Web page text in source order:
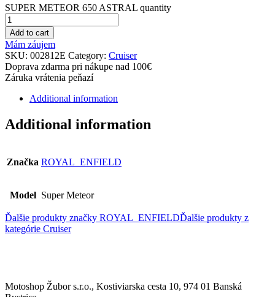
SUPER METEOR 650 ASTRAL quantity
Add to cart
Mám záujem
SKU: 002812E Category: Cruiser
Doprava zdarma pri nákupe nad 100€
Záruka vrátenia peňazí
Additional information
Additional information
Značka ROYAL_ENFIELD
Model Super Meteor
Ďalšie produkty značky ROYAL_ENFIELDĎalšie produkty z
kategórie Cruiser
Motoshop Žubor s.r.o., Kostiviarska cesta 10, 974 01 Banská